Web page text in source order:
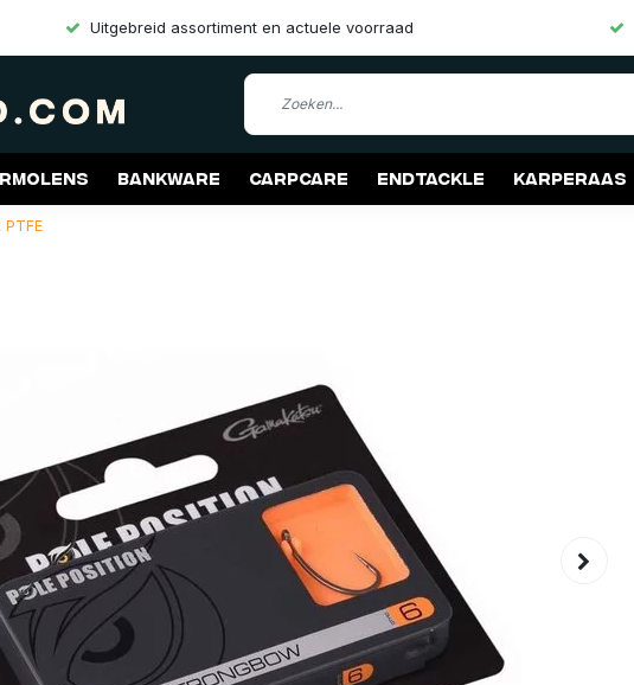
Uitgebreid assortiment en actuele voorraad
Bankware Carpcare Endtackle Karperaas
Gift Cards